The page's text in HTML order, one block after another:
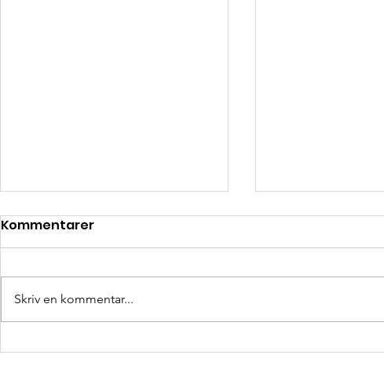
HERMES – När en enkel idé
Främlingar
Kommentarer
Skriv en kommentar...